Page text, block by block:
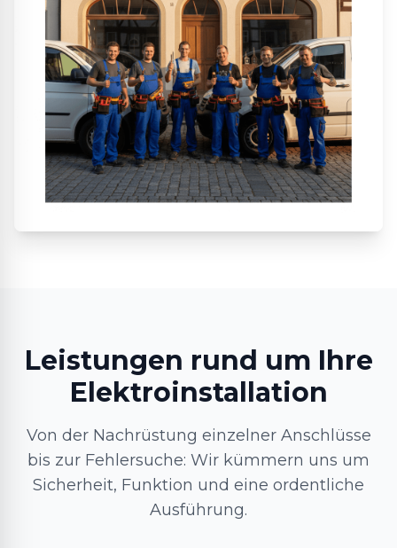
Leistungen rund um Ihre
Elektroinstallation
Von der Nachrüstung einzelner Anschlüsse
bis zur Fehlersuche: Wir kümmern uns um
Sicherheit, Funktion und eine ordentliche
Ausführung.